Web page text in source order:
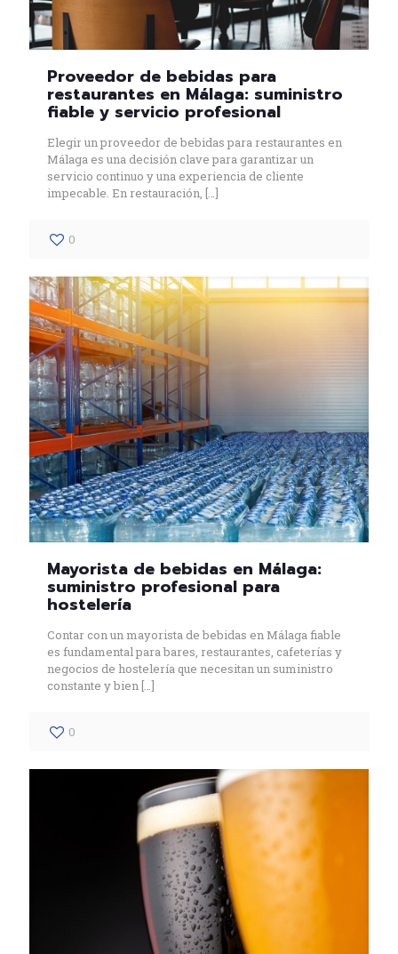
Proveedor de bebidas para
restaurantes en Málaga: suministro
fiable y servicio profesional
Elegir un proveedor de bebidas para restaurantes en
Málaga es una decisión clave para garantizar un
servicio continuo y una experiencia de cliente
impecable. En restauración, […]
0
Mayorista de bebidas en Málaga:
suministro profesional para
hostelería
Contar con un mayorista de bebidas en Málaga fiable
es fundamental para bares, restaurantes, cafeterías y
negocios de hostelería que necesitan un suministro
constante y bien[…]
0